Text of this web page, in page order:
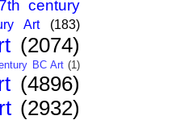
century
Art (183)
(2074)
BC Art (1)
(4896)
(2932)